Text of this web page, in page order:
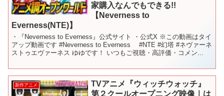
家購入なんでもできる!!
【Neverness to
Everness(NTE)】
・『Neverness to Everness』公式サイト ・公式X ※この動画はタイ
アップ動画です #Neverness to Everness #NTE #幻塔 #ネヴァーネ
ストゥエヴァーネス ゆゆです！ いつもご視聴・高評価・コメン...
新作アニメ
TVアニメ『ウィッチウォッチ』
第２クールオープニング映像｜は